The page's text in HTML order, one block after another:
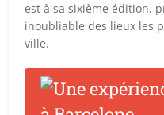
est à sa sixième édition,
inoubliable des lieux les
ville.